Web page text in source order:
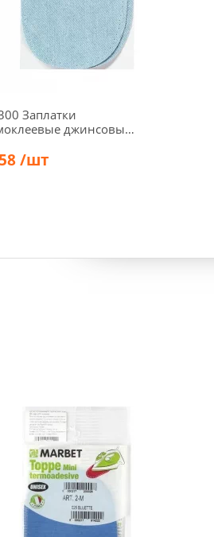
Заплатки
джинсовые
/шт
Prym